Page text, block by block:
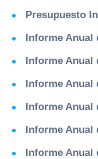
Presupuesto
Informe Anual
Informe Anual
Informe Anual
Informe Anual
Informe Anual
Informe Anual